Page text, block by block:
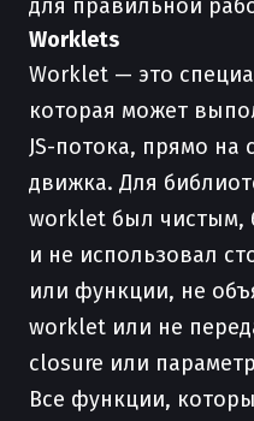
для правильной
Worklets
Worklet — это
которая может
JS-потока, прямо на
движка. Для
worklet был чистым,
и не использовал
или функции, не
worklet или не
closure или
Все функции,